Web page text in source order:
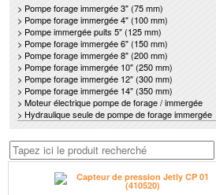
> Pompe forage immergée 3" (75 mm)
> Pompe forage immergée 4" (100 mm)
> Pompe immergée puits 5" (125 mm)
> Pompe forage immergée 6" (150 mm)
> Pompe forage immergée 8" (200 mm)
> Pompe forage immergée 10" (250 mm)
> Pompe forage immergée 12" (300 mm)
> Pompe forage immergée 14" (350 mm)
> Moteur électrique pompe de forage / immergée
> Hydraulique seule de pompe de forage immergée